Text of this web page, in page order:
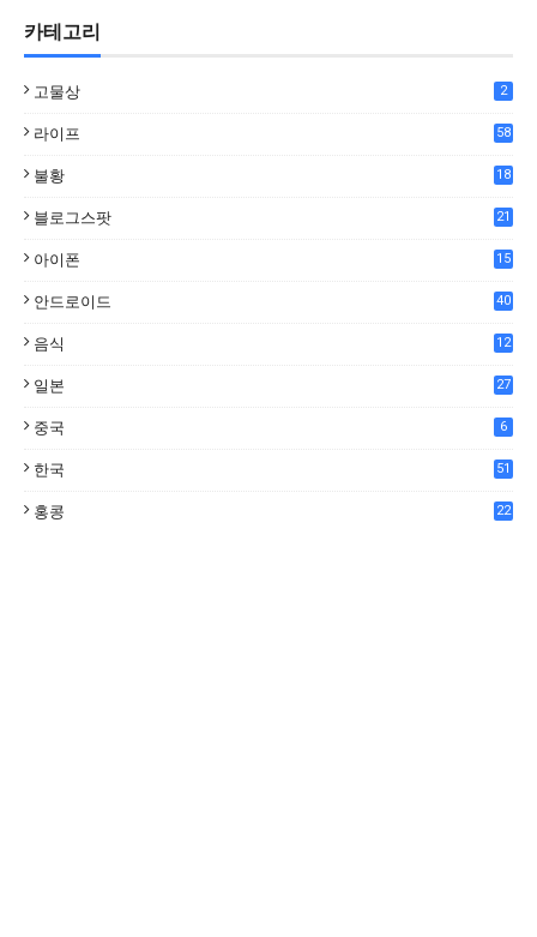
카테고리
고물상 2
라이프 58
불황
18
블로그스팟 21
아이폰 15
안드로이드 40
음식
12
일본 27
중국 6
한국 51
홍콩 22